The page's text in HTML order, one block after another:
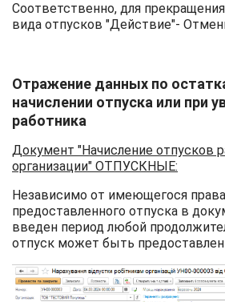
Соответственно, для
вида отпусков "Действие"-
Отражение данных по
начислении отпуска или при
работника
Документ "Начисление отпусков
организации" ОТПУСКНЫЕ:
Независимо от имеющегося
предоставленного отпуска в
введен период любой
отпуск может быть